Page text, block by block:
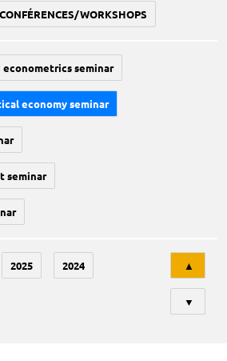
CONFÉRENCES/WORKSHOPS
econometrics seminar
economy seminar
seminar
2025 2024 ▲
▼